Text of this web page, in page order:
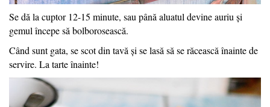
Se dă la cuptor 12-15 minute, sau până aluatul devine auriu și
gemul începe să bolborosească.
Când sunt gata, se scot din tavă și se lasă să se răcească înainte de
servire. La tarte înainte!